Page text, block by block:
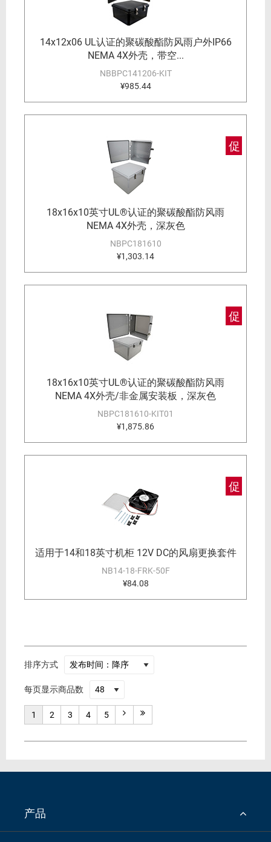
14x12x06 UL认证的聚碳酸酯防风雨户外IP66
NEMA 4X外壳，带空...
NBBPC141206-KIT
¥985.44
促
18x16x10英寸UL®认证的聚碳酸酯防风雨
NEMA 4X外壳，深灰色
NBPC181610
¥1,303.14
促
18x16x10英寸UL®认证的聚碳酸酯防风雨
NEMA 4X外壳/非金属安装板，深灰色
NBPC181610-KIT01
¥1,875.86
促
适用于14和18英寸机柜 12V DC的风扇更换套件
NB14-18-FRK-50F
¥84.08
排序方式
每页显示商品数
1 2 3 4 5
产品